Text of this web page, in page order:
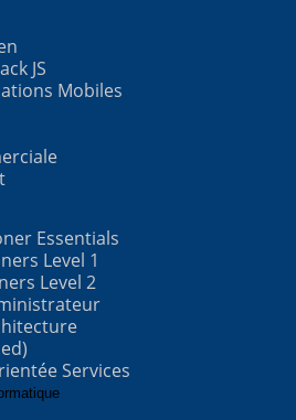
JS
Mobiles
Essentials
Level 1
Level 2
Services